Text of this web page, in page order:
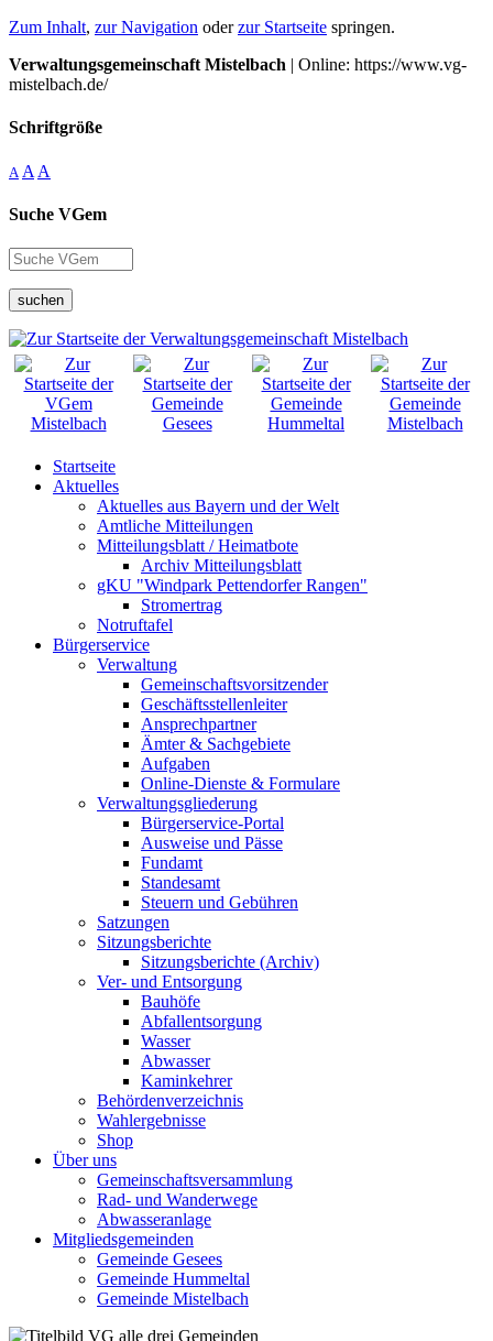
Zum Inhalt, zur Navigation oderzur Startseite springen.
Verwaltungsgemeinschaft Mistelbach | Online: https://www.vg-
mistelbach.de/
Schriftgröße
A A A
Suche VGem
suchen
Startseite
Aktuelles
Aktuelles aus Bayern und der Welt
Amtliche Mitteilungen
Mitteilungsblatt / Heimatbote
Archiv Mitteilungsblatt
gKU "Windpark Pettendorfer Rangen"
Stromertrag
Notruftafel
Bürgerservice
Verwaltung
Gemeinschaftsvorsitzender
Geschäftsstellenleiter
Ansprechpartner
Ämter & Sachgebiete
Aufgaben
Online-Dienste & Formulare
Verwaltungsgliederung
Bürgerservice-Portal
Ausweise und Pässe
Fundamt
Standesamt
Steuern und Gebühren
Satzungen
Sitzungsberichte
Sitzungsberichte (Archiv)
Ver- und Entsorgung
Bauhöfe
Abfallentsorgung
Wasser
Abwasser
Kaminkehrer
Behördenverzeichnis
Wahlergebnisse
Shop
Über uns
Gemeinschaftsversammlung
Rad- und Wanderwege
Abwasseranlage
Mitgliedsgemeinden
Gemeinde Gesees
Gemeinde Hummeltal
Gemeinde Mistelbach